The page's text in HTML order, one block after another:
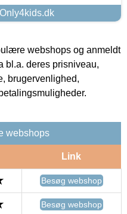
webshops og anmeldt
bl.a. deres prisniveau,
brugervenlighed,
webshops
Link
Besøg webshop
Besøg webshop